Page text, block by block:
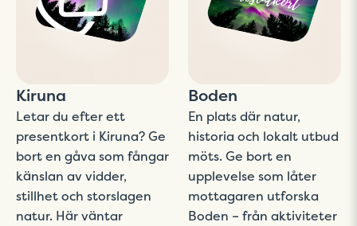
Kiruna
Letar du efter ett
presentkort i Kiruna? Ge
bort en gåva som fångar
känslan av vidder,
stillhet och storslagen
natur. Här väntar
Boden
En plats där natur,
historia och lokalt utbud
möts. Ge bort en
upplevelse som låter
mottagaren utforska
Boden – från aktiviteter